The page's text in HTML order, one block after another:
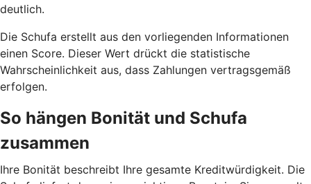
deutlich.
Die Schufa erstellt aus den vorliegenden Informationen
einen Score. Dieser Wert drückt die statistische
Wahrscheinlichkeit aus, dass Zahlungen vertragsgemäß
erfolgen.
So hängen Bonität und Schufa
zusammen
Ihre Bonität beschreibt Ihre gesamte Kreditwürdigkeit. Die